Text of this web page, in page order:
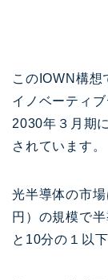
このIOWN構想
イノベーティ
2030年３月期
されています。
光半導体の市
円）の規模で
と10分の１以下